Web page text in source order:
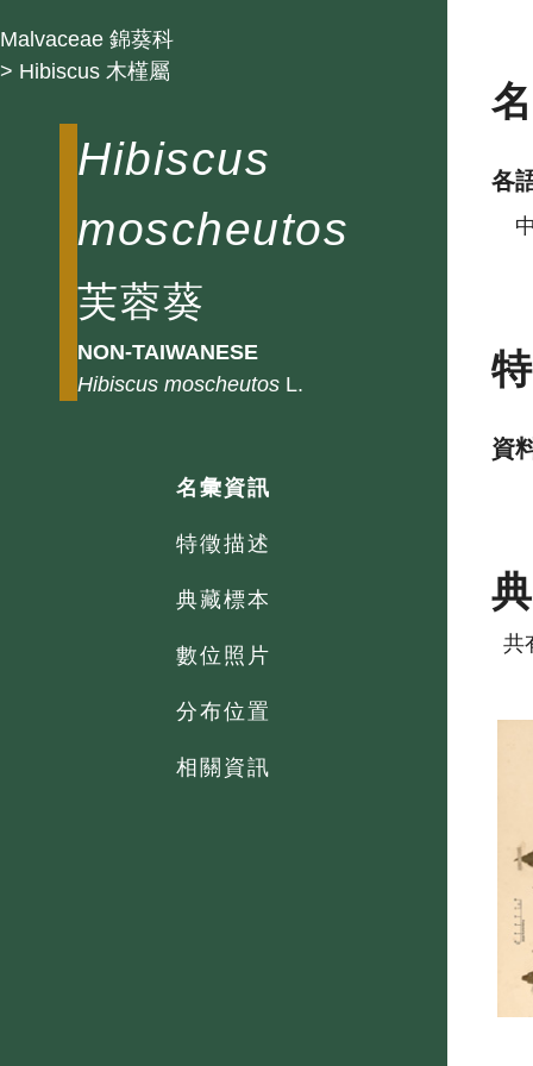
Malvaceae 錦葵科
> Hibiscus 木槿屬
Hibiscus
moscheutos
芙蓉葵
NON-TAIWANESE
Hibiscus moscheutos L.
名彙資訊
特徵描述
典藏標本
數位照片
分布位置
相關資訊
各
資
共